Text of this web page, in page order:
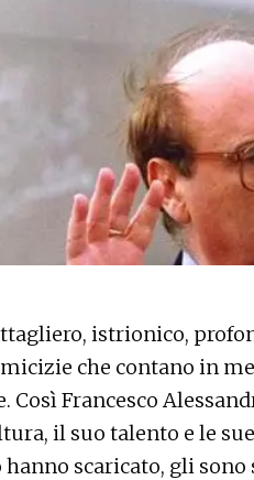
istrionico,
che contano in
Così Francesco
il suo talento e le
hanno scaricato, gli